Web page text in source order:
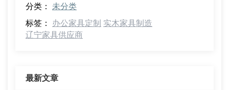
分类： 未分类
标签： 办公家具定制 实木家具制造
辽宁家具供应商
最新文章